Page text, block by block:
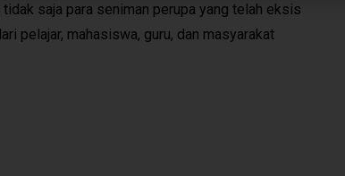
saja para seniman perupa yang telah eksis
pelajar, mahasiswa, guru, dan masyarakat